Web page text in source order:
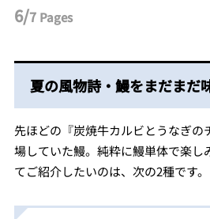
6/7 Pages
夏の風物詩・鰻をまだまだ
先ほどの『炭焼牛カルビとうなぎの
場していた鰻。純粋に鰻単体で楽し
てご紹介したいのは、次の2種です。